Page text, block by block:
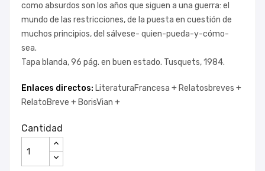
como absurdos son los años que siguen a una guerra: el
mundo de las restricciones, de la puesta en cuestión de
muchos principios, del sálvese- quien-pueda-y-cómo-
sea.
Tapa blanda, 96 pág. en buen estado. Tusquets, 1984.
Enlaces directos: LiteraturaFrancesa + Relatosbreves +
RelatoBreve + BorisVian +
Cantidad